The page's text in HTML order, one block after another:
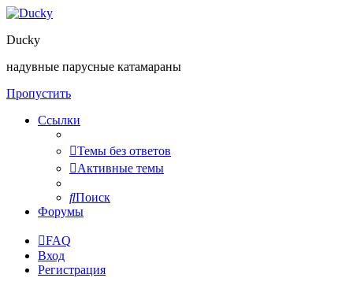
Ducky
надувные парусные катамараны
Пропустить
Ссылки
Темы без ответов
Активные темы
Поиск
Форумы
FAQ
Вход
Регистрация